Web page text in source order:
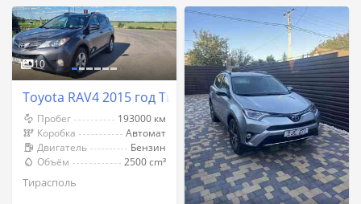
10
Toyota RAV4 2015 год Тирасполь
Пробег
193000 км
Коробка
Автомат
Двигатель
Бензин
Объём
2500 cm³
Тирасполь